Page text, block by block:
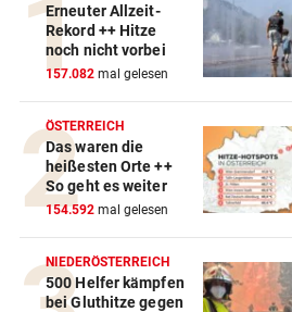
RADSPORT vor
Reusser vor Ventoux-Etappe
weiter im Gelben Trikot
Vinicius Jr. verlängert bei
Madrid bis 2032
UKRAINISCHER ANGRIFF? vor
Vor Oman havarierter
Ölkatastrophe droht
Erneuter Allzeit-
Rekord ++ Hitze
noch nicht vorbei
157.082 mal gelesen
ÖSTERREICH
Das waren die
heißesten Orte ++
So geht es weiter
154.592 mal gelesen
NIEDERÖSTERREICH
500 Helfer kämpfen
bei Gluthitze gegen